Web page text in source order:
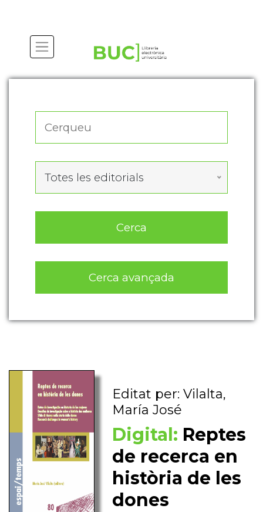
Totes les editorials
Cerca
Cerca avançada
Editat per: Vilalta,
María José
Digital: Reptes
de recerca en
història de les
dones